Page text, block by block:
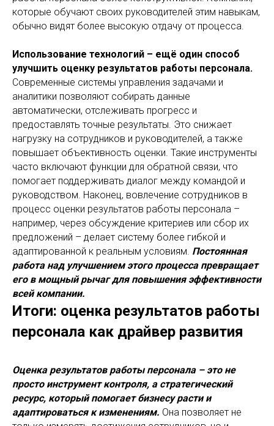
которые обучают своих руководителей этим навыкам,
обычно видят более высокую отдачу от процесса.
Использование технологий – ещё один способ
улучшить оценку результатов работы персонала.
Современные системы управления задачами и
аналитики позволяют собирать данные
автоматически, отслеживать прогресс и
предоставлять точные результаты. Это снижает
нагрузку на сотрудников и руководителей, а также
повышает объективность оценки. Такие инструменты
часто включают функции для обратной связи, что
помогает поддерживать диалог между командой и
руководством. Наконец, вовлечение сотрудников в
процесс оценки результатов работы персонала –
например, через обсуждение критериев или сбор их
предложений – делает систему более гибкой и
адаптированной к реальным условиям. Постоянная
работа над улучшением этого процесса превращает
его в мощный рычаг для повышения эффективности
всей компании.
Итоги: оценка результатов работы
персонала как драйвер развития
Оценка результатов работы персонала – это не
просто инструмент контроля, а стратегический
ресурс, который помогает бизнесу расти и
адаптироваться к изменениям. Она позволяет не